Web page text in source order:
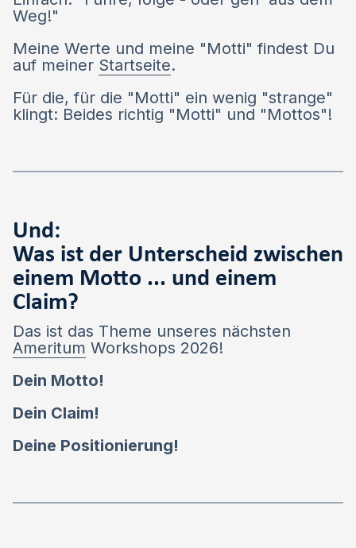
Weg!"
Meine Werte und meine "Motti" findest Du
auf meiner Startseite.
Für die, für die "Motti" ein wenig "strange"
klingt: Beides richtig "Motti" und "Mottos"!
Und:
Was ist der Unterscheid zwischen
einem Motto ... und einem
Claim?
Das ist das Theme unseres nächsten
Ameritum Workshops 2026!
Dein Motto!
Dein Claim!
Deine Positionierung!